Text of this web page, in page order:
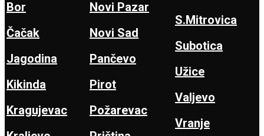
Bor
Čačak
Jagodina
Kikinda
Kragujevac
Novi Pazar
Novi Sad
Pančevo
Pirot
Požarevac
S.Mitrovica
Subotica
Užice
Valjevo
Vranje